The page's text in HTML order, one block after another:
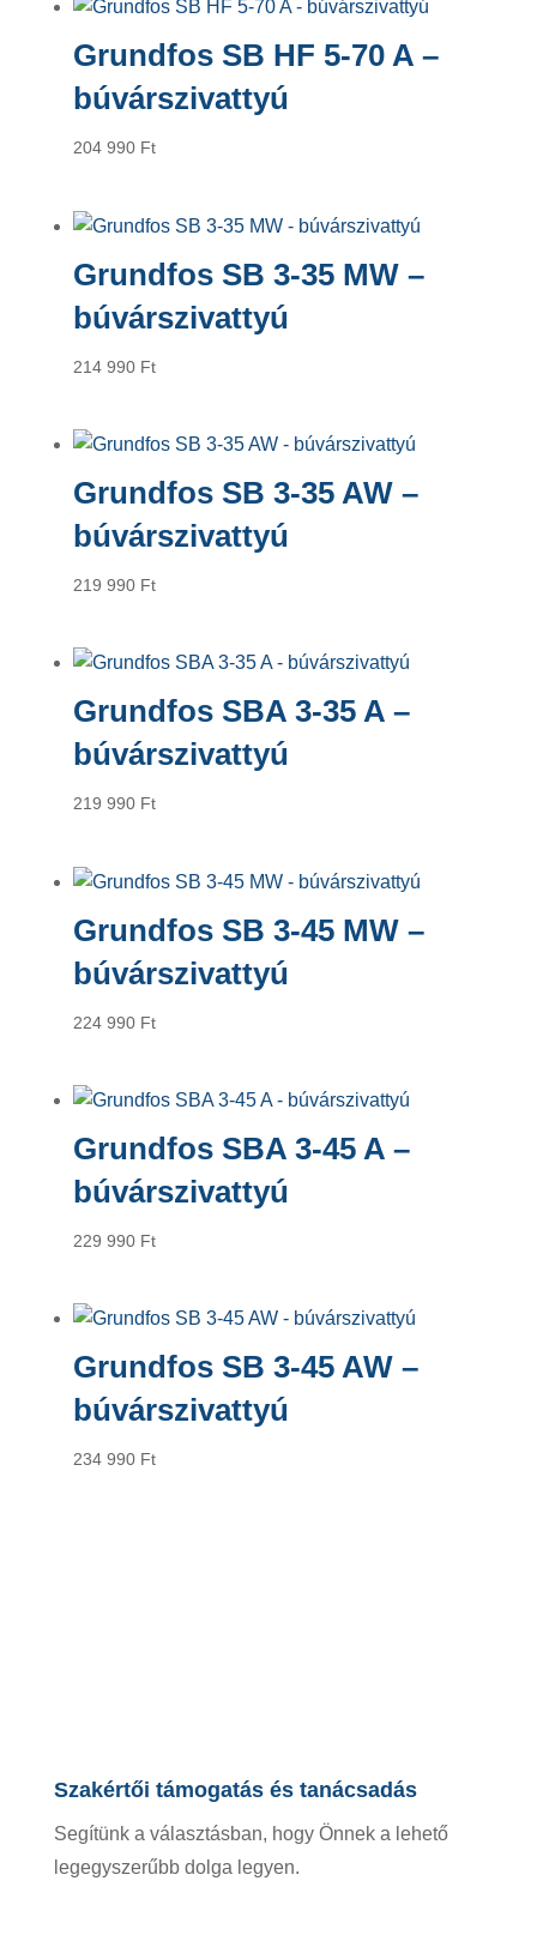
Grundfos SB HF 5-70 A –
búvárszivattyú
204 990 Ft
Grundfos SB 3-35 MW –
búvárszivattyú
214 990 Ft
Grundfos SB 3-35 AW –
búvárszivattyú
219 990 Ft
Grundfos SBA 3-35 A –
búvárszivattyú
219 990 Ft
Grundfos SB 3-45 MW –
búvárszivattyú
224 990 Ft
Grundfos SBA 3-45 A –
búvárszivattyú
229 990 Ft
Grundfos SB 3-45 AW –
búvárszivattyú
234 990 Ft
Szakértői támogatás és tanácsadás
Segítünk a választásban, hogy Önnek a lehető
legegyszerűbb dolga legyen.